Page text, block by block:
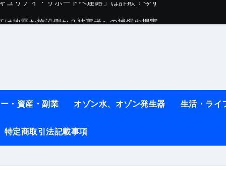
コレ！ #医療ダイエット
#shots
本当に効果ある？ #エクササイズ
え方と実践方法を解説します【健康】
・資産・副業 オゾン水、オゾン発生器 生活・ライ
特定商取引法記載事項